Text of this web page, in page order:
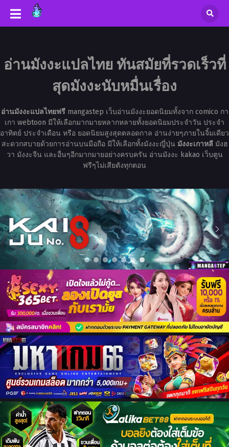
อ่านมังงะแปลไทย ทันสมัยที่รวดเร็วที่
สุดมังงะนับหมื่นเรื่อง
อ่านมังงะแปลไทยฟรีmangastep เว็บอ่านมังงะยอดนิยมทั้งจาก comico กา
เกา webtoon มีให้เลือกมากมายหลากหลายทั้งยอดนิยมประจำวัน ประจำ
อาทิตย์ ประจำเดือน หรือ ยอดนิยมสูงสุดตลอดกาล อ่านง่ายๆภายในจิ้มเดียว
สะดวกสบายด้วยการอ่านบนมือถือ มีให้เลือกทั้งมังงะญี่ปุ่น มังงะเกาหลีมังฮ
วา มังงะจีน และอื่นๆอีกมากมายอย่างครบครัน อ่านมังงะ kakao เว็บตูน
ฟรีๆไม่เสียตังทุกตอน